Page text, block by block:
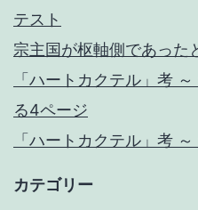
テスト
宗主国が枢軸側であった
「ハートカクテル」考
る4ページ
「ハートカクテル」考
カテゴリー